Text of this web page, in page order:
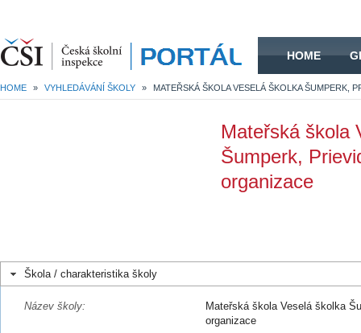
HOME
HOME » VYHLEDÁVÁNÍ ŠKOLY »
Mateřská škola
Šumperk,
organizace
Škola / charakteristika školy
Název školy:
Mateřská škola Veselá školka
organizace